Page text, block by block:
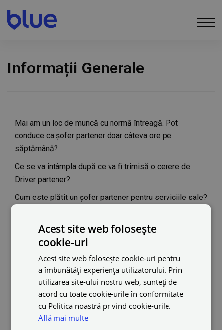
Informații Generale
Mai am un loc de muncă cu normă întreagă. Pot
conduce ca șofer partener doar câteva ore pe
săptămână?
Ce se va întâmpla după ce va fi trimisă o cerere de
Driver partener?
Cum este plătit un șofer partener pentru serviciile sale?
Prețuri dinamice
Acest site web folosește
cookie-uri
Acest site web folosește cookie-uri pentru
a îmbunătăți experiența utilizatorului. Prin
utilizarea site-ului nostru web, sunteți de
acord cu toate cookie-urile în conformitate
cu Politica noastră privind cookie-urile.
Află mai multe